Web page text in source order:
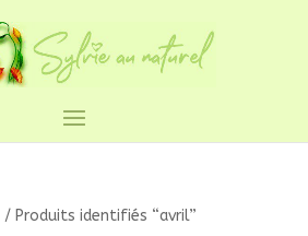
/ Produits identifiés “avril”